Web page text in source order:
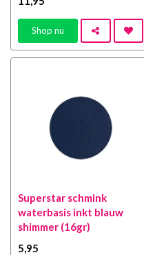
Shop nu
Superstar schmink
waterbasis inkt blauw
shimmer (16gr)
5 ,95